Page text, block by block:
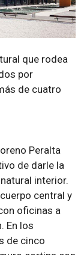
que rodea
por
de cuatro
Peralta
de darle la
interior.
central y
oficinas a
En los
de cinco